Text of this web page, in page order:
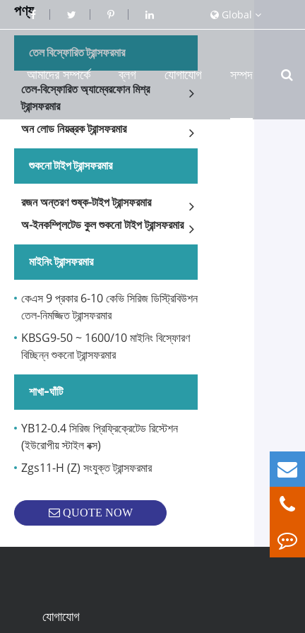
Global
আমাদের সম্পর্কে ব্লগ যোগাযোগ সম্পদ
পণ্য
তেল বিস্ফোরিত ট্রান্সফরমার
তেল-বিস্ফোরিত অ্যাম্বেরফোন মিশ্র
ট্রান্সফরমার
অন ​​লোড নিয়ন্ত্রক ট্রান্সফরমার
শুকনো টাইপ ট্রান্সফরমার
রজন অন্তরণ শুষ্ক-টাইপ ট্রান্সফরমার
অ-ইনকম্প্লিটেড কুল শুকনো টাইপ ট্রান্সফরমার
মাইনিং ট্রান্সফরমার
কেএস 9 প্রকার 6-10 কেভি সিরিজ ডিস্ট্রিবিউশন
তেল-নিমজ্জিত ট্রান্সফরমার
KBSG9-50 ~ 1600/10 মাইনিং বিস্ফোরণ
বিচ্ছিন্ন শুকনো ট্রান্সফরমার
শাখা-ঘাঁটি
YB12-0.4 সিরিজ প্রিফ্রিক্রেটেড রিস্টেশন
(ইউরোপীয় স্টাইল বক্স)
Zgs11-H (Z) সংযুক্ত ট্রান্সফরমার
QUOTE NOW
যোগাযোগ